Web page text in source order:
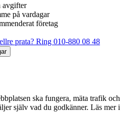
avgifter
på vardagar
företag
prata? Ring 010-880 08 48
ska fungera, mäta trafik och
själv vad du godkänner. Läs mer i